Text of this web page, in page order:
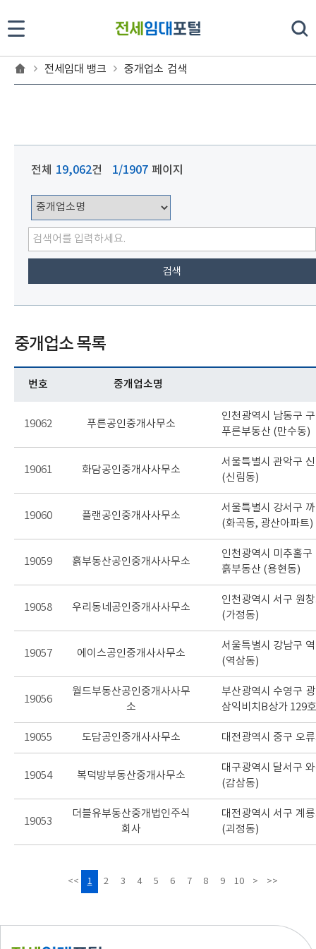
중개업소 검색
전세임대 뱅크 중개업소 검색
전체 19,062건 1/1907 페이지
검
색
어
검색
중개업소 목록
번호 중개업소명
19062 푸른공인중개사무소
인천광역시 남동구
푸른부동산 (만수동)
19061 화담공인중개사사무소
서울특별시 관악구
(신림동)
19060 플랜공인중개사사무소
서울특별시 강서구
(화곡동, 광산아파트)
19059 흙부동산공인중개사사무소
인천광역시 미추홀
흙부동산 (용현동)
19058 우리동네공인중개사사무소
인천광역시 서구 원
(가정동)
19057 에이스공인중개사사무소
서울특별시 강남구
(역삼동)
19056
월드부동산공인중개사사무
소
부산광역시 수영구
삼익비치B상가 129
19055 도담공인중개사사무소 대전광역시 중구 오
19054 복덕방부동산중개사무소
대구광역시 달서구
(감삼동)
19053
더블유부동산중개법인주식
회사
대전광역시 서구 계
(괴정동)
<< 1 2 3 4 5 6 7 8 9 10 > >>